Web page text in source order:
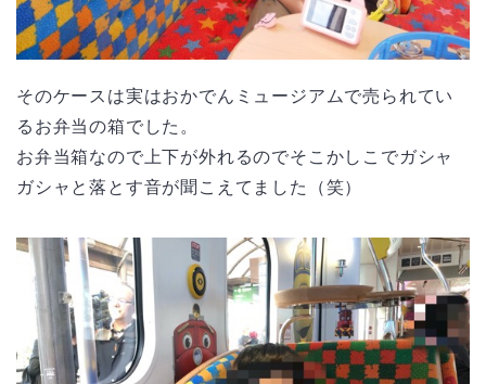
そのケースは実はおかでんミュージアムで売られてい
るお弁当の箱でした。
お弁当箱なので上下が外れるのでそこかしこでガシャ
ガシャと落とす音が聞こえてました（笑）